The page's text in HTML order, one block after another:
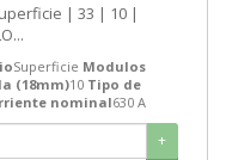
| 33 | 10 |
Superficie Modulos
(18mm)10 Tipo de
nominal630 A
+